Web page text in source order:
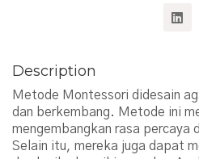
Description
Metode Montessori didesain
dan berkembang. Metode ini
mengembangkan rasa percaya
Selain itu, mereka juga dapat